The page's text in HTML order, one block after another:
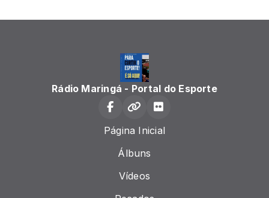
Rádio Maringá - Portal do Esporte
Página Inicial
Álbuns
Vídeos